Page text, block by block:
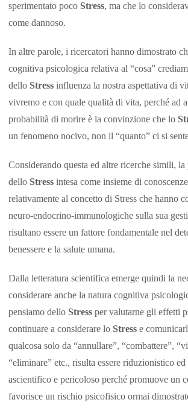
sperimentato poco Stress, ma che lo
come dannoso.
In altre parole, i ricercatori hanno dimostrato
cognitiva psicologica relativa al “cosa”
dello Stress influenza la nostra aspettativa di
vivremo e con quale qualità di vita, perché ad
probabilità di morire è la convinzione che lo
un fenomeno nocivo, non il “quanto” ci si
Considerando questa ed altre ricerche simili, la
dello Stress intesa come insieme di
relativamente al concetto di Stress che hanno
neuro-endocrino-immunologiche sulla sua
risultano essere un fattore fondamentale nel
benessere e la salute umana.
Dalla letteratura scientifica emerge quindi la
considerare anche la natura cognitiva
pensiamo dello Stress per valutarne gli effetti
continuare a considerare lo Stress e
qualcosa solo da “annullare”, “combattere”,
“eliminare” etc., risulta essere riduzionistico
ascientifico e pericoloso perché promuove un
favorisce un rischio psicofisico ormai